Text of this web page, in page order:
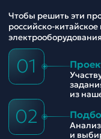
Чтобы решить эти
российско-
01
из
02
и